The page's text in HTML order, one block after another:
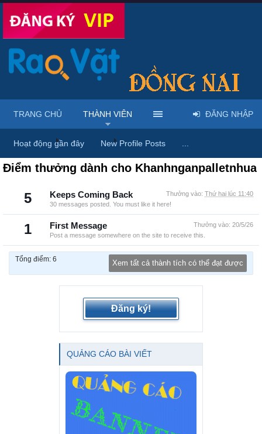
Trang chủ Thành viên Khanhnganpalletnhua
Điểm thưởng dành cho Khanhnganpalletnhua
5 Thưởng vào: Thứ hai lúc 11:40
Keeps Coming Back
30 messages posted. You must like it here!
1 Thưởng vào: 20/5/26
First Message
Post a message somewhere on the site to receive this.
Tổng điểm: 6 Xem tất cả thành tích có thể đạt được
Đăng ký!
QUẢNG CÁO BÀI VIẾT
TRANG CHỦ THÀNH VIÊN
Hoạt động gần đây New Profile Posts
ĐĂNG NHẬP